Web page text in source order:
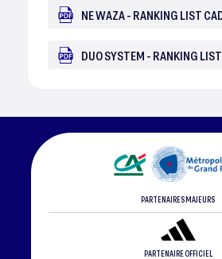
DUO SYSTEM - RANKING LIST
PARTENAIRES MAJEURS
PARTENAIRE OFFICIEL